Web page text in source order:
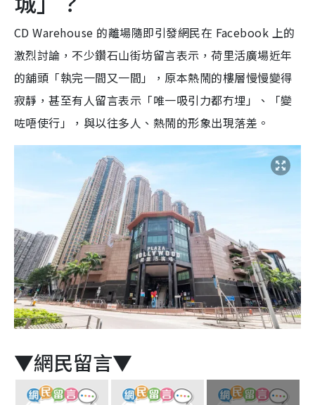
CD Warehouse 的離場隨即引發網民在 Facebook 上的
激烈討論，不少鑽石山街坊留言表示，荷里活廣場近年
的舖頭「執完一間又一間」，原本熱鬧的樓層慢慢變得
寂靜，甚至有人留言表示「唯一吸引力都冇埋」、「變
咗唔使行」，與以往多人、熱鬧的形象出現落差。
▼網民留言▼